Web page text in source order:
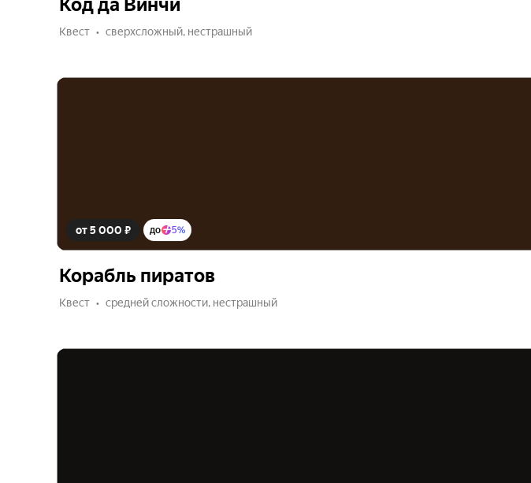
Код да Винчи
Квест сверхсложный, нестрашный
от 5 000 ₽ до 5%
Корабль пиратов
Квест средней сложности, нестрашный